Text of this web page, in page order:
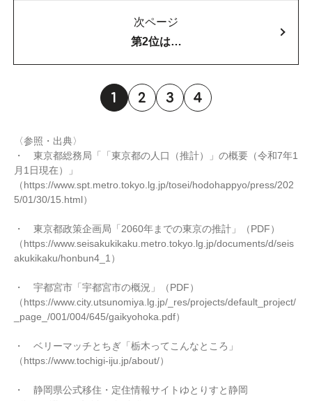
次ページ
第2位は…
1 2 3 4
〈参照・出典〉
・ 東京都総務局「「東京都の人口（推計）」の概要（令和7年1
月1日現在）」
（https://www.spt.metro.tokyo.lg.jp/tosei/hodohappyo/press/202
5/01/30/15.html）
・ 東京都政策企画局「2060年までの東京の推計」（PDF）
（https://www.seisakukikaku.metro.tokyo.lg.jp/documents/d/seis
akukikaku/honbun4_1）
・ 宇都宮市「宇都宮市の概況」（PDF）
（https://www.city.utsunomiya.lg.jp/_res/projects/default_project/
_page_/001/004/645/gaikyohoka.pdf）
・ ベリーマッチとちぎ「栃木ってこんなところ」
（https://www.tochigi-iju.jp/about/）
・ 静岡県公式移住・定住情報サイトゆとりすと静岡